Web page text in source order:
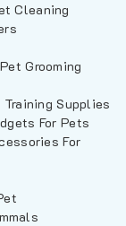
Cleaning
Grooming
Supplies
For Pets
For